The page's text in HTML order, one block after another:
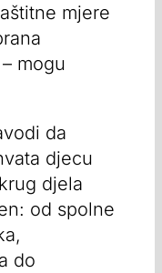
mjere
mogu
da
djecu
djela
od spolne
do